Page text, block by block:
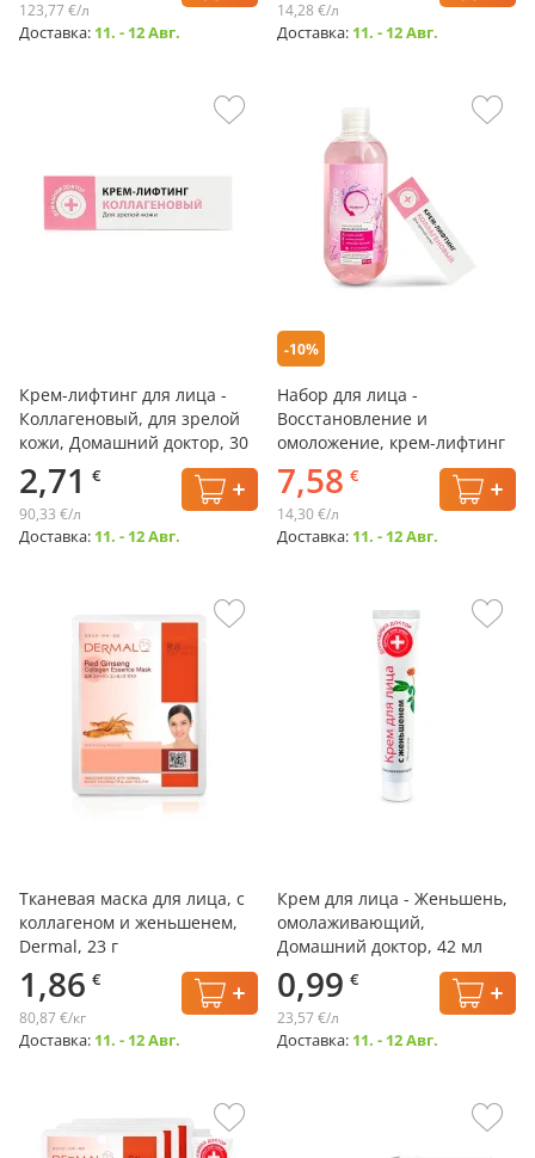
123,77 €/л
Доставка: 11. - 12 Авг.
14,28 €/л
Доставка: 11. - 12 Авг.
Крем-лифтинг для лица -
Коллагеновый, для зрелой
кожи, Домашний доктор, 30
мл
2,71 €
90,33 €/л
Доставка: 11. - 12 Авг.
-10%
Набор для лица -
Восстановление и
омоложение, крем-лифтинг
+ мицеллярная вода
7,58 €
14,30 €/л
Доставка: 11. - 12 Авг.
Тканевая маска для лица, с
коллагеном и женьшенем,
Dermal, 23 г
1,86 €
80,87 €/кг
Доставка: 11. - 12 Авг.
Крем для лица - Женьшень,
омолаживающий,
Домашний доктор, 42 мл
0,99 €
23,57 €/л
Доставка: 11. - 12 Авг.